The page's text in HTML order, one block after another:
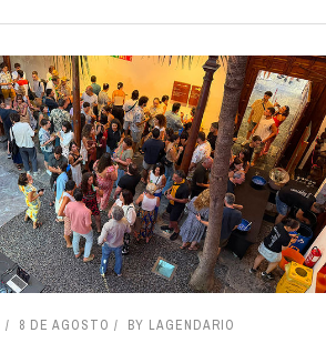
8 DE AGOSTO BY LAGENDARIO